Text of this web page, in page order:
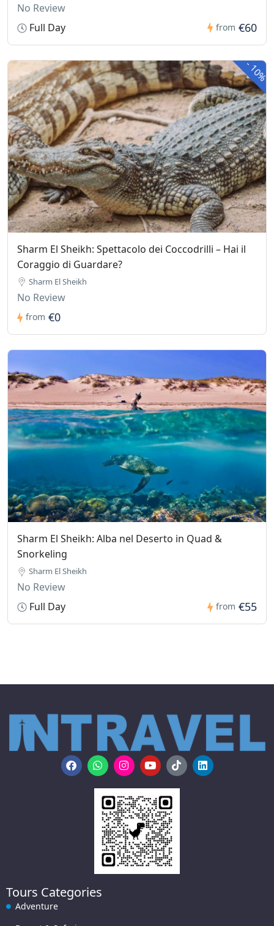
No Review
Full Day
from €60
-
10%
Sharm El Sheikh: Spettacolo dei Coccodrilli – Hai il
Coraggio di Guardare?
Sharm El Sheikh
No Review
from €0
Sharm El Sheikh: Alba nel Deserto in Quad &
Snorkeling
Sharm El Sheikh
No Review
Full Day
from €55
Tours Categories
Adventure